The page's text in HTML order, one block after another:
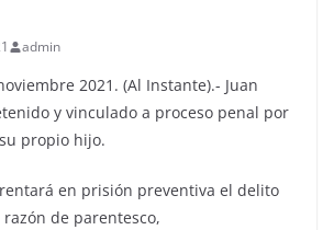
admin
2021. (Al Instante).- Juan
y vinculado a proceso penal por
propio hijo.
en prisión preventiva el delito
de parentesco,